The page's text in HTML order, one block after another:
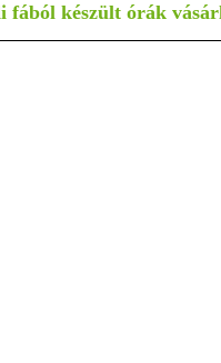
fából készült órák